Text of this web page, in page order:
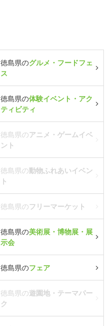
徳島県のグルメ・フードフェ
ス
徳島県の体験イベント・アク
ティビティ
徳島県のアニメ・ゲームイベ
ント
徳島県の動物ふれあいイベン
ト
徳島県のフリーマーケット
徳島県の美術展・博物展・展
示会
徳島県のフェア
徳島県の遊園地・テーマパー
ク